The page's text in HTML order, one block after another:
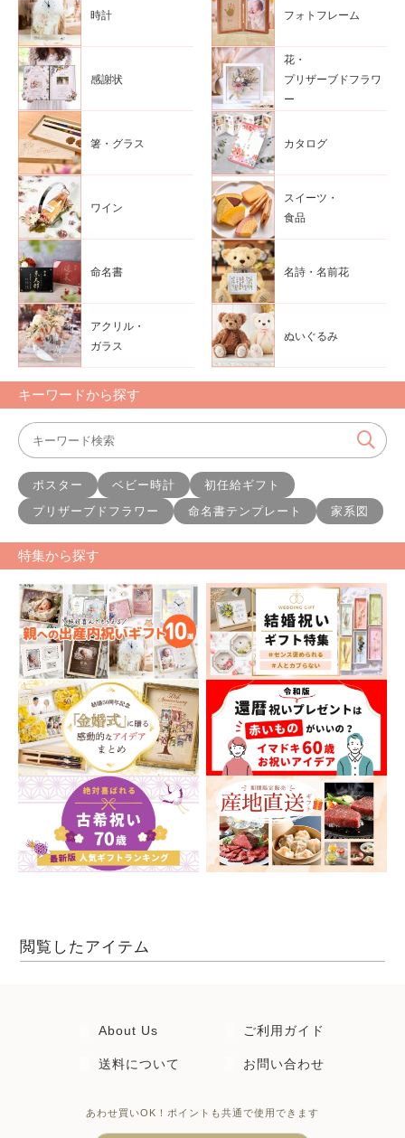
時計 フォトフレーム
感謝状
花・
プリザーブドフラワ
ー
箸・グラス カタログ
ワイン
スイーツ・
食品
命名書 名詩・名前花
アクリル・
ガラス
ぬいぐるみ
キーワードから探す
ポスター ベビー時計
初任給ギフト
プリザーブドフラワー
命名書テンプレート 家系図
特集から探す
閲覧したアイテム
About Us ご利用ガイド
送料について お問い合わせ
あわせ買いOK！ポイントも共通で使用できます